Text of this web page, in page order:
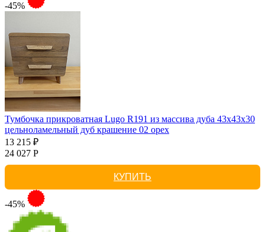
-45%
Тумбочка прикроватная Lugo R191 из массива дуба 43х43х30
цельноламельный дуб крашение 02 орех
13 215 ₽
24 027 Р
КУПИТЬ
-45%